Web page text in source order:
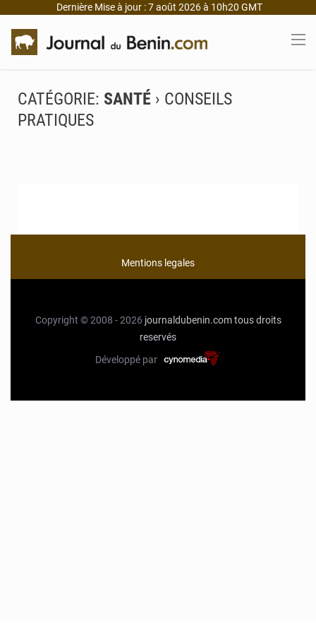
Dernière Mise à jour : 7 août 2026 à 10h20 GMT
CATÉGORIE: SANTÉ › CONSEILS
PRATIQUES
Mentions legales
Copyright © 2008 - 2026 journaldubenin.com tous droits
reservés
Développé par